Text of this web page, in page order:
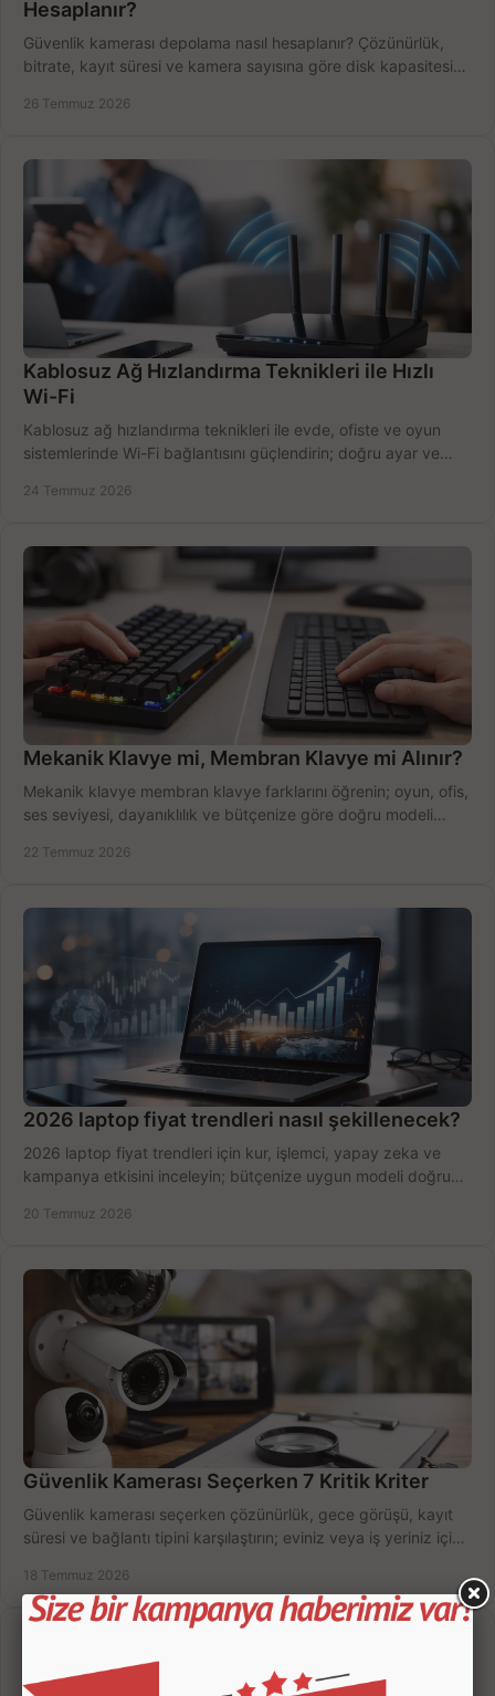
Hesaplanır?
Güvenlik kamerası depolama nasıl hesaplanır? Çözünürlük,
bitrate, kayıt süresi ve kamera sayısına göre disk kapasitesini
26 Temmuz 2026
Kablosuz Ağ Hızlandırma Teknikleri ile Hızlı
Wi-Fi
Kablosuz ağ hızlandırma teknikleri ile evde, ofiste ve oyun
sistemlerinde Wi-Fi bağlantısını güçlendirin; doğru ayar ve
24 Temmuz 2026
Mekanik Klavye mi, Membran Klavye mi Alınır?
Mekanik klavye membran klavye farklarını öğrenin; oyun, ofis,
ses seviyesi, dayanıklılık ve bütçenize göre doğru modeli
22 Temmuz 2026
2026 laptop fiyat trendleri nasıl şekillenecek?
2026 laptop fiyat trendleri için kur, işlemci, yapay zeka ve
kampanya etkisini inceleyin; bütçenize uygun modeli doğru
20 Temmuz 2026
Güvenlik Kamerası Seçerken 7 Kritik Kriter
Güvenlik kamerası seçerken çözünürlük, gece görüşü, kayıt
süresi ve bağlantı tipini karşılaştırın; eviniz veya iş yeriniz için
18 Temmuz 2026